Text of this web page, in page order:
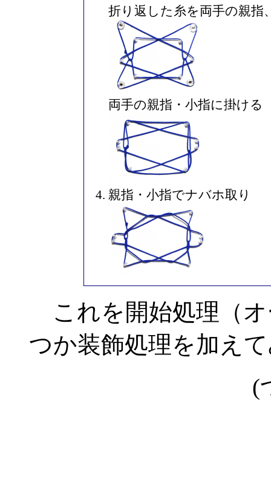
折り返した糸を両手の親指
両手の親指・小指に掛ける
親指・小指でナバホ取り
これを開始処理（
つか装飾処理を加え
(